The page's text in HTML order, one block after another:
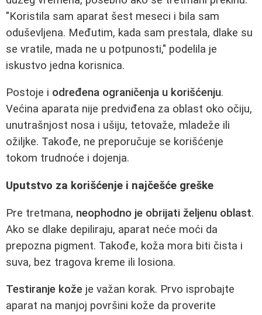
"Koristila sam aparat šest meseci i bila sam
oduševljena. Međutim, kada sam prestala, dlake su
se vratile, mada ne u potpunosti," podelila je
iskustvo jedna korisnica.
Postoje i određena ograničenja u korišćenju.
Većina aparata nije predviđena za oblast oko očiju,
unutrašnjost nosa i ušiju, tetovaže, mladeže ili
ožiljke. Takođe, ne preporučuje se korišćenje
tokom trudnoće i dojenja.
Uputstvo za korišćenje i najčešće greške
Pre tretmana, neophodno je obrijati željenu oblast.
Ako se dlake depiliraju, aparat neće moći da
prepozna pigment. Takođe, koža mora biti čista i
suva, bez tragova kreme ili losiona.
Testiranje kože je važan korak. Prvo isprobajte
aparat na manjoj površini kože da proverite